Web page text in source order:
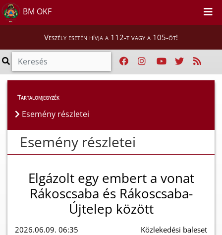
BM OKF
Veszély esetén hívja a 112-t vagy a 105-öt!
Esemény részletei
Tartalomjegyzék
Esemény részletei
Esemény részletei
Elgázolt egy embert a vonat
Rákoscsaba és Rákoscsaba-
Újtelep között
2026.06.09. 06:35 Közlekedési baleset